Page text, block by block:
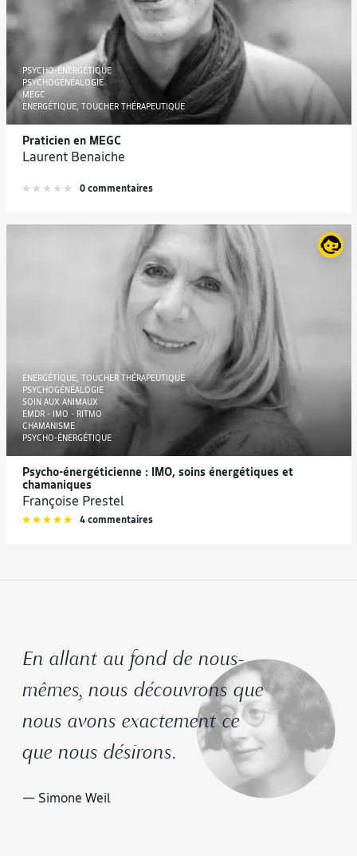
PSYCHO-ÉNERGÉTIQUE
PSYCHOGÉNÉALOGIE
MEGC
ENERGÉTIQUE, TOUCHER THÉRAPEUTIQUE
Praticien en MEGC
Laurent Benaiche
0 commentaires
ENERGÉTIQUE, TOUCHER THÉRAPEUTIQUE
PSYCHOGÉNÉALOGIE
SOIN AUX ANIMAUX
EMDR - IMO - RITMO
CHAMANISME
PSYCHO-ÉNERGÉTIQUE
Psycho-énergéticienne : IMO, soins énergétiques et
chamaniques
Françoise Prestel
4 commentaires
En allant au fond de nous-
mêmes, nous découvrons que
nous avons exactement ce
que nous désirons.
— Simone Weil